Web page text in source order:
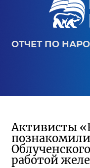
ОТЧЕТ ПО
Активисты
работой